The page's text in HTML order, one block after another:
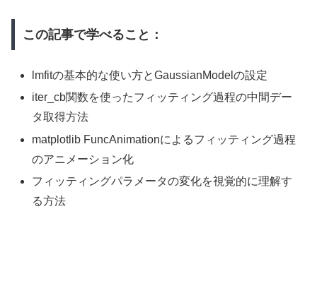
この記事で学べること：
lmfitの基本的な使い方とGaussianModelの設定
iter_cb関数を使ったフィッティング過程の中間デー
タ取得方法
matplotlib FuncAnimationによるフィッティング過程
のアニメーション化
フィッティングパラメータの変化を視覚的に理解す
る方法